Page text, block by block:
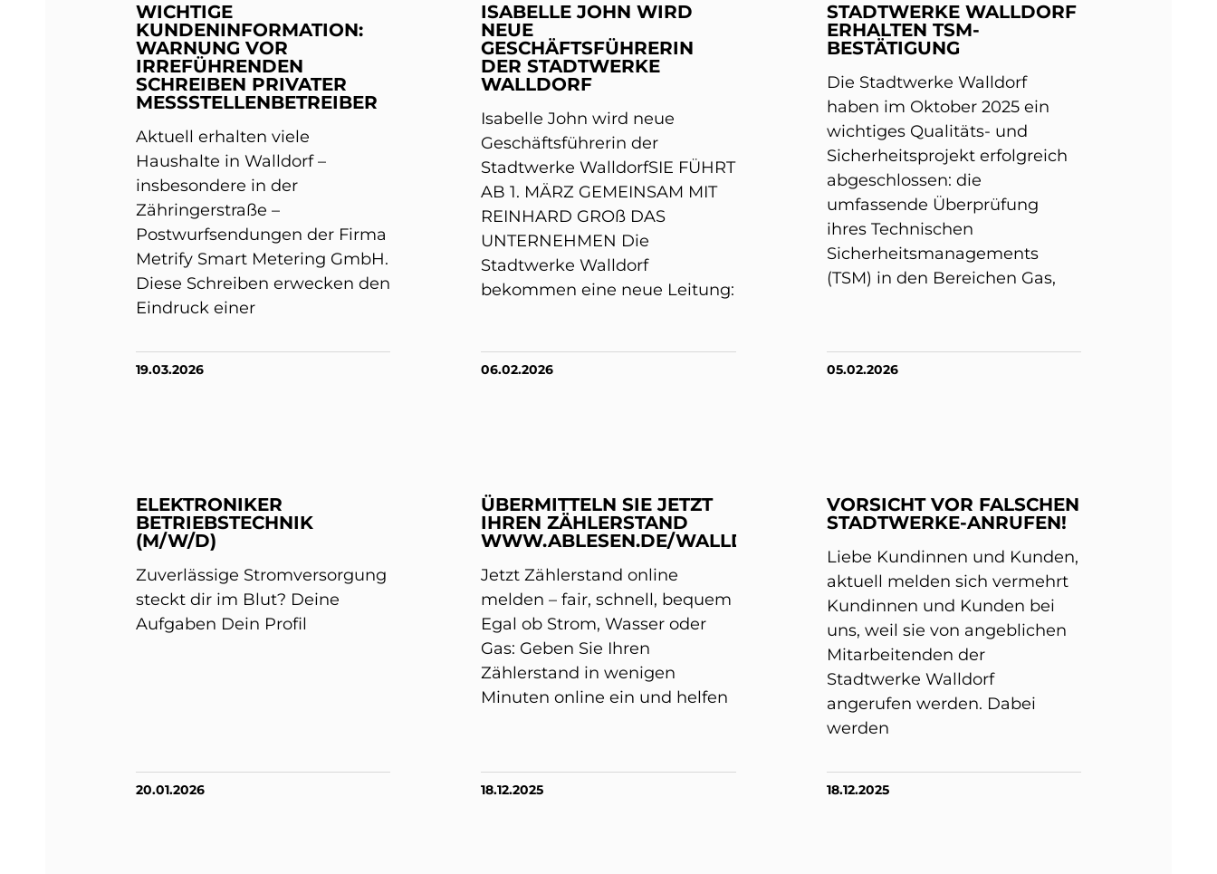
WICHTIGE
KUNDENINFORMATION:
WARNUNG VOR
IRREFÜHRENDEN
SCHREIBEN PRIVATER
MESSSTELLENBETREIBER
Aktuell erhalten viele
Haushalte in Walldorf –
insbesondere in der
Zähringerstraße –
Postwurfsendungen der Firma
Metrify Smart Metering GmbH.
Diese Schreiben erwecken den
Eindruck einer
19.03.2026
ISABELLE JOHN WIRD
NEUE
GESCHÄFTSFÜHRERIN
DER STADTWERKE
WALLDORF
Isabelle John wird neue
Geschäftsführerin der
Stadtwerke WalldorfSIE FÜHRT
AB 1. MÄRZ GEMEINSAM MIT
REINHARD GROß DAS
UNTERNEHMEN Die
Stadtwerke Walldorf
bekommen eine neue Leitung:
06.02.2026
STADTWERKE WALLDORF
ERHALTEN TSM-
BESTÄTIGUNG
Die Stadtwerke Walldorf
haben im Oktober 2025 ein
wichtiges Qualitäts- und
Sicherheitsprojekt erfolgreich
abgeschlossen: die
umfassende Überprüfung
ihres Technischen
Sicherheitsmanagements
(TSM) in den Bereichen Gas,
05.02.2026
ELEKTRONIKER
BETRIEBSTECHNIK
(M/W/D)
Zuverlässige Stromversorgung
steckt dir im Blut? Deine
Aufgaben Dein Profil
20.01.2026
ÜBERMITTELN SIE JETZT
IHREN ZÄHLERSTAND
WWW.ABLESEN.DE/WALLDORF/
Jetzt Zählerstand online
melden – fair, schnell, bequem
Egal ob Strom, Wasser oder
Gas: Geben Sie Ihren
Zählerstand in wenigen
Minuten online ein und helfen
18.12.2025
VORSICHT VOR FALSCHEN
STADTWERKE-ANRUFEN!
Liebe Kundinnen und Kunden,
aktuell melden sich vermehrt
Kundinnen und Kunden bei
uns, weil sie von angeblichen
Mitarbeitenden der
Stadtwerke Walldorf
angerufen werden. Dabei
werden
18.12.2025